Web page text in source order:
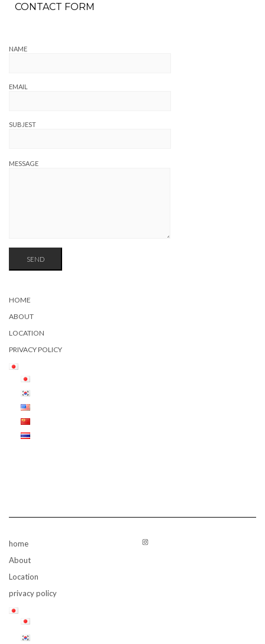
CONTACT FORM
NAME
EMAIL
SUBJEST
MESSAGE
HOME
ABOUT
LOCATION
PRIVACY POLICY
home
About
Location
privacy policy
Instagram